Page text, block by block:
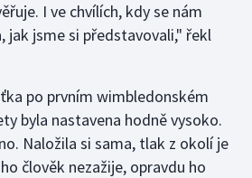
I ve chvílích, kdy se nám
jak jsme si představovali," řekl
po prvním wimbledonském
byla nastavena hodně vysoko.
Naložila si sama, tlak z okolí je
člověk nezažije, opravdu ho